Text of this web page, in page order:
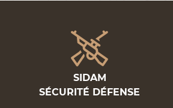
SIDAM
SÉCURITÉ DÉFENSE